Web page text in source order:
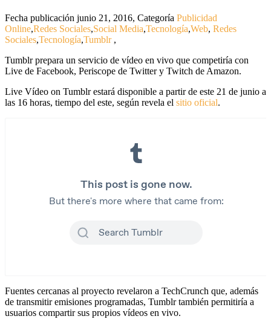
Fecha publicación junio 21, 2016, Categoría Publicidad
Online,Redes Sociales,Social Media,Tecnología,Web, Redes
Sociales,Tecnología,Tumblr,
Tumblr prepara un servicio de vídeo en vivo que competiría con
Live de Facebook, Periscope de Twitter y Twitch de Amazon.
Live Vídeo on Tumblr estará disponible a partir de este 21 de junio a
las 16 horas, tiempo del este, según revela el sitio oficial.
Fuentes cercanas al proyecto revelaron a TechCrunch que, además
de transmitir emisiones programadas, Tumblr también permitiría a
usuarios compartir sus propios vídeos en vivo.